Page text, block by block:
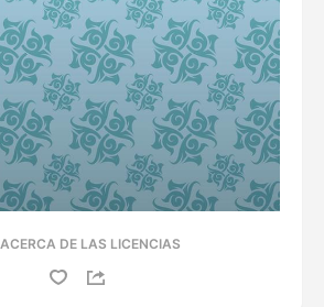
ACERCA DE LAS LICENCIAS